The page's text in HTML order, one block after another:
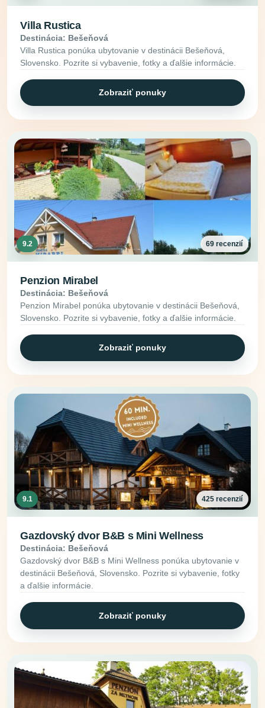
Villa Rustica
Destinácia: Bešeňová
Villa Rustica ponúka ubytovanie v destinácii Bešeňová,
Slovensko. Pozrite si vybavenie, fotky a ďalšie informácie.
Zobraziť ponuky
9.2 69 recenzií
Penzion Mirabel
Destinácia: Bešeňová
Penzion Mirabel ponúka ubytovanie v destinácii Bešeňová,
Slovensko. Pozrite si vybavenie, fotky a ďalšie informácie.
Zobraziť ponuky
9.1 425 recenzií
Gazdovský dvor B&B s Mini Wellness
Destinácia: Bešeňová
Gazdovský dvor B&B s Mini Wellness ponúka ubytovanie v
destinácii Bešeňová, Slovensko. Pozrite si vybavenie, fotky
a ďalšie informácie.
Zobraziť ponuky